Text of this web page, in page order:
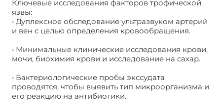
Ключевые исследования факторов трофической
язвы:
• Дуплексное обследование ультразвуком артерий
и вен с целью определения кровообращения.
• Минимальные клинические исследования крови,
мочи, биохимия крови и исследование на сахар.
• Бактериологические пробы экссудата
проводятся, чтобы выявить тип микроорганизма и
его реакцию на антибиотики.